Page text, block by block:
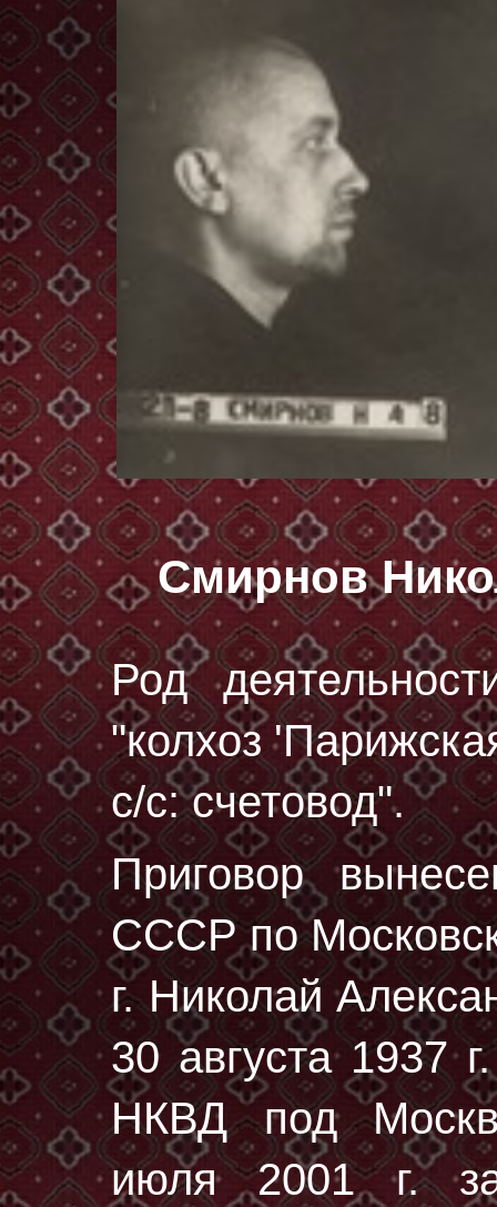
Смирнов
Род
"колхоз
с/с: счетовод".
Приговор
СССР по
г. Николай
30 августа 1937 г.
НКВД под
июля 2001 г. за